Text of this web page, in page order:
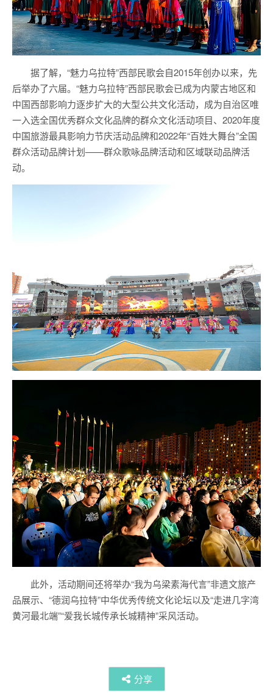
据了解，“魅力乌拉特”西部民歌会自2015年创办以来，先
后举办了六届。“魅力乌拉特”西部民歌会已成为内蒙古地区和
中国西部影响力逐步扩大的大型公共文化活动，成为自治区唯
一入选全国优秀群众文化品牌的群众文化活动项目、2020年度
中国旅游最具影响力节庆活动品牌和2022年“百姓大舞台”全国
群众活动品牌计划——群众歌咏品牌活动和区域联动品牌活
动。
此外，活动期间还将举办“我为乌梁素海代言”非遗文旅产
品展示、“德润乌拉特”中华优秀传统文化论坛以及“走进几字湾
黄河最北端”“爱我长城传承长城精神”采风活动。
分享